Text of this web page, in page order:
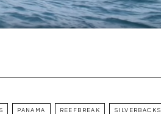
PANAMA REEFBREAK SILVERBACKS